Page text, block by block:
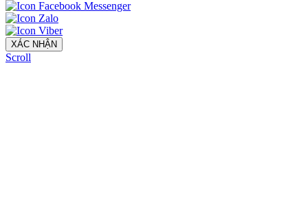
XÁC NHẬN
Scroll